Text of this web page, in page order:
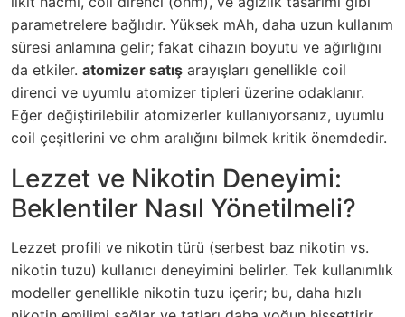
parametrelere bağlıdır. Yüksek mAh, daha uzun kullanım
süresi anlamına gelir; fakat cihazın boyutu ve ağırlığını
da etkiler. atomizer satış arayışları genellikle coil
direnci ve uyumlu atomizer tipleri üzerine odaklanır.
Eğer değiştirilebilir atomizerler kullanıyorsanız, uyumlu
coil çeşitlerini ve ohm aralığını bilmek kritik önemdedir.
Lezzet ve Nikotin Deneyimi:
Beklentiler Nasıl Yönetilmeli?
Lezzet profili ve nikotin türü (serbest baz nikotin vs.
nikotin tuzu) kullanıcı deneyimini belirler. Tek kullanımlık
modeller genellikle nikotin tuzu içerir; bu, daha hızlı